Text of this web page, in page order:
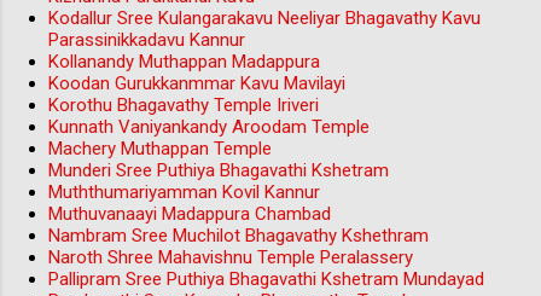
Kodallur Sree Kulangarakavu Neeliyar Bhagavathy Kavu
Parassinikkadavu Kannur
Kollanandy Muthappan Madappura
Koodan Gurukkanmmar Kavu Mavilayi
Korothu Bhagavathy Temple Iriveri
Kunnath Vaniyankandy Aroodam Temple
Machery Muthappan Temple
Munderi Sree Puthiya Bhagavathi Kshetram
Muththumariyamman Kovil Kannur
Muthuvanaayi Madappura Chambad
Nambram Sree Muchilot Bhagavathy Kshethram
Naroth Shree Mahavishnu Temple Peralassery
Pallipram Sree Puthiya Bhagavathi Kshetram Mundayad